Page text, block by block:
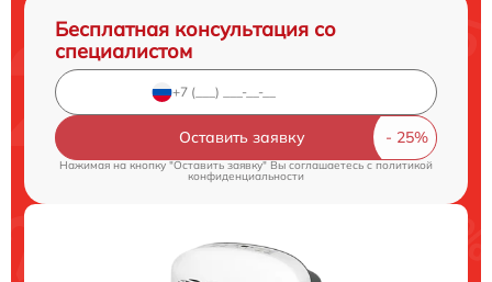
Бесплатная консультация со
специалистом
Оставить заявку
Нажимая на кнопку "Оставить заявку" Вы соглашаетесь cполитикой
конфиденциальности